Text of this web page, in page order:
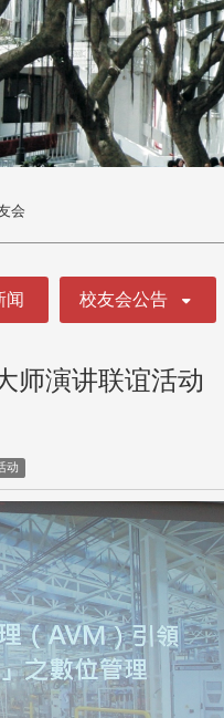
会
闻 校友会公告
师演讲联谊活动
动